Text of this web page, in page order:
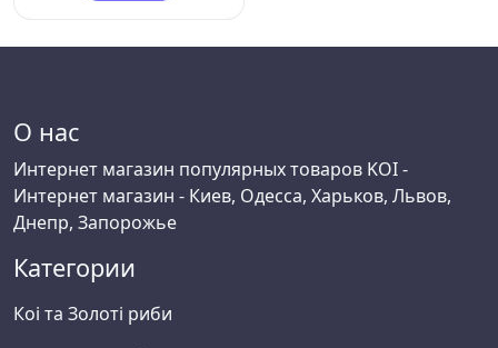
О нас
Интернет магазин популярных товаров KOI -
Интернет магазин - Киев, Одесса, Харьков, Львов,
Днепр, Запорожье
Категории
Коі та Золоті риби